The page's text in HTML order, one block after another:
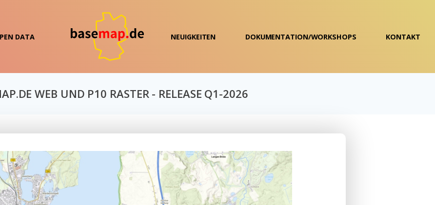
DATA NEUIGKEITEN DOKUMENTATION/WORKSHOPS KONTAKT
WEB UND P10 RASTER - RELEASE Q1-2026